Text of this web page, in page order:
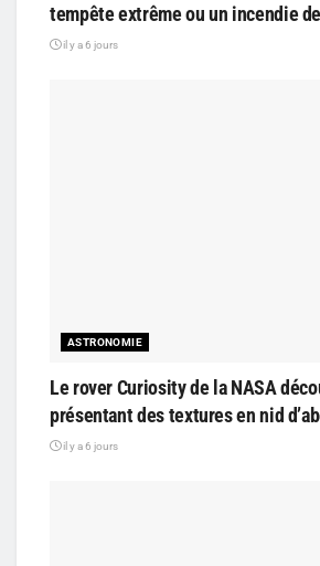
tempête extrême ou un incendie
il y a 6 jours
ASTRONOMIE
Le rover Curiosity de la NASA
présentant des textures en nid
il y a 6 jours